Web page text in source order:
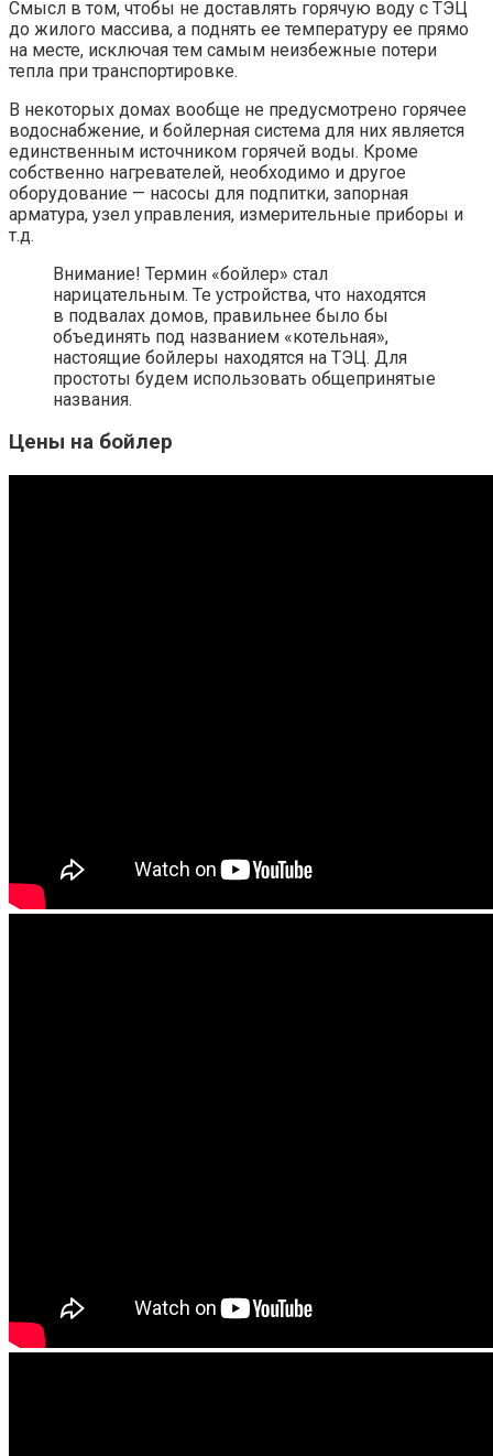
Смысл в том, чтобы не доставлять горячую воду с ТЭЦ
до жилого массива, а поднять ее температуру ее прямо
на месте, исключая тем самым неизбежные потери
тепла при транспортировке.
В некоторых домах вообще не предусмотрено горячее
водоснабжение, и бойлерная система для них является
единственным источником горячей воды. Кроме
собственно нагревателей, необходимо и другое
оборудование — насосы для подпитки, запорная
арматура, узел управления, измерительные приборы и
т.д.
Внимание! Термин «бойлер» стал
нарицательным. Те устройства, что находятся
в подвалах домов, правильнее было бы
объединять под названием «котельная»,
настоящие бойлеры находятся на ТЭЦ. Для
простоты будем использовать общепринятые
названия.
Цены на бойлер